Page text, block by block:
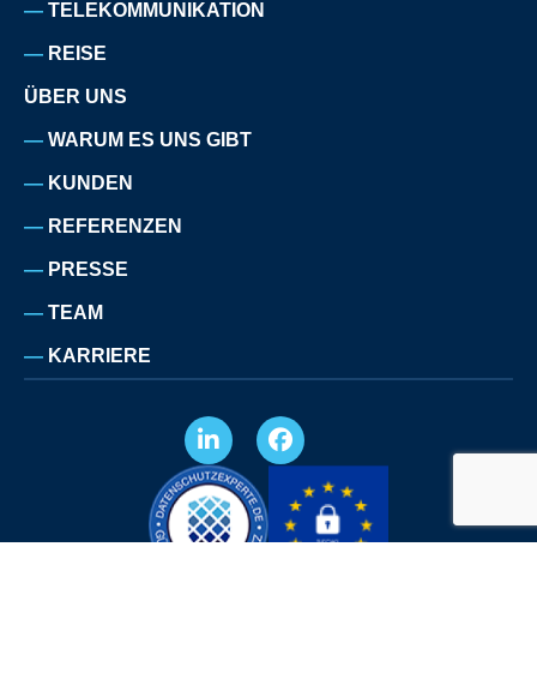
TELEKOMMUNIKATION
REISE
ÜBER UNS
WARUM ES UNS GIBT
KUNDEN
REFERENZEN
PRESSE
TEAM
KARRIERE